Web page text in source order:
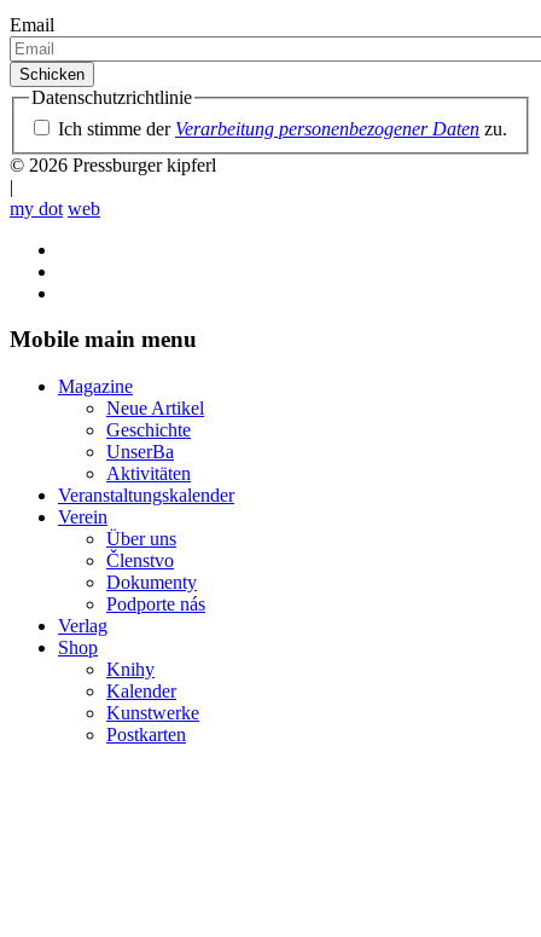
Email
Datenschutzrichtlinie
Ich stimme der Verarbeitung personenbezogener Daten zu.
© 2026 Pressburger kipferl
|
my dot web
Mobile main menu
Magazine
Neue Artikel
Geschichte
UnserBa
Aktivitäten
Veranstaltungskalender
Verein
Über uns
Členstvo
Dokumenty
Podporte nás
Verlag
Shop
Knihy
Kalender
Kunstwerke
Postkarten